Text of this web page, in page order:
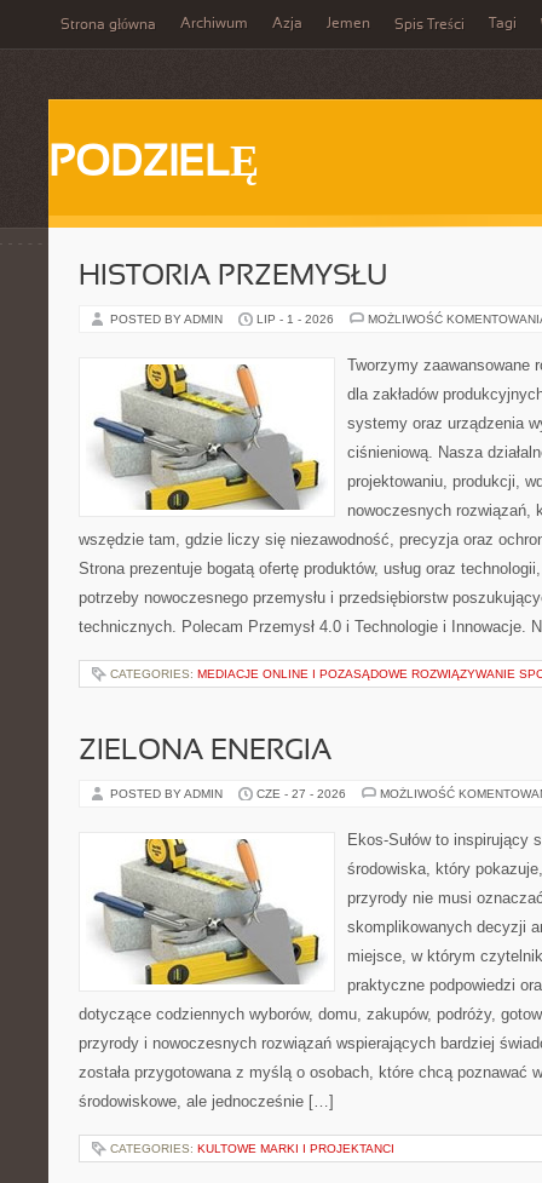
Strona główna Archiwum Azja Jemen Spis Treści Tagi
PODZIELĘ
HISTORIA PRZEMYSŁU
POSTED BY ADMIN LIP - 1 - 2026 MOŻLIWOŚĆ
Tworzymy zaawansowane
dla zakładów
systemy oraz urządzenia
ciśnieniową. Nasza
projektowaniu, produkcji,
nowoczesnych rozwiązań,
wszędzie tam, gdzie liczy się niezawodność, precyzja oraz
Strona prezentuje bogatą ofertę produktów, usług oraz
potrzeby nowoczesnego przemysłu i przedsiębiorstw
technicznych. Polecam Przemysł 4.0 i Technologie i Innowacje.
CATEGORIES: MEDIACJE ONLINE I POZASĄDOWE ROZWIĄZYWANIE
ZIELONA ENERGIA
POSTED BY ADMIN CZE - 27 - 2026 MOŻLIWOŚĆ
Ekos-Sułów to inspirujący
środowiska, który
przyrody nie musi
skomplikowanych decyzji
miejsce, w którym
praktyczne podpowiedzi
dotyczące codziennych wyborów, domu, zakupów, podróży,
przyrody i nowoczesnych rozwiązań wspierających bardziej
została przygotowana z myślą o osobach, które chcą poznawać
środowiskowe, ale jednocześnie […]
CATEGORIES: KULTOWE MARKI I PROJEKTANCI